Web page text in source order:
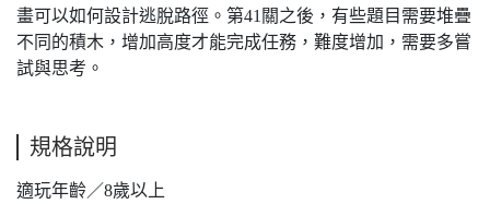
畫可以如何設計逃脫路徑。第41關之後，有些題目需要堆疊
不同的積木，增加高度才能完成任務，難度增加，需要多嘗
試與思考。
規格說明
適玩年齡／8歲以上